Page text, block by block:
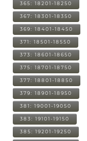
365: 18201-18250
367: 18301-18350
369: 18401-18450
371: 18501-18550
373: 18601-18650
375: 18701-18750
377: 18801-18850
379: 18901-18950
381: 19001-19050
383: 19101-19150
385: 19201-19250